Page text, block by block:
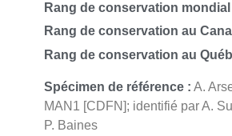
Rang de conservation mondial
Rang de conservation au
Rang de conservation au
Spécimen de référence : A.
MAN1 [CDFN]; identifié par A.
P. Baines